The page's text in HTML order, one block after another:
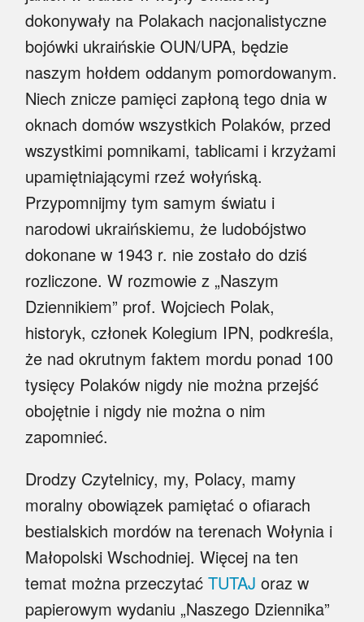
dokonywały na Polakach nacjonalistyczne
bojówki ukraińskie OUN/UPA, będzie
naszym hołdem oddanym pomordowanym.
Niech znicze pamięci zapłoną tego dnia w
oknach domów wszystkich Polaków, przed
wszystkimi pomnikami, tablicami i krzyżami
upamiętniającymi rzeź wołyńską.
Przypomnijmy tym samym światu i
narodowi ukraińskiemu, że ludobójstwo
dokonane w 1943 r. nie zostało do dziś
rozliczone. W rozmowie z „Naszym
Dziennikiem” prof. Wojciech Polak,
historyk, członek Kolegium IPN, podkreśla,
że nad okrutnym faktem mordu ponad 100
tysięcy Polaków nigdy nie można przejść
obojętnie i nigdy nie można o nim
zapomnieć.
Drodzy Czytelnicy, my, Polacy, mamy
moralny obowiązek pamiętać o ofiarach
bestialskich mordów na terenach Wołynia i
Małopolski Wschodniej. Więcej na ten
temat można przeczytać TUTAJ oraz w
papierowym wydaniu „Naszego Dziennika”